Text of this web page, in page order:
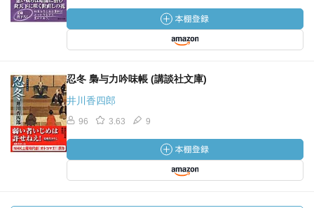
忍冬 梟与力吟味帳 (講談社文庫)
井川香四郎
96 3.63 9